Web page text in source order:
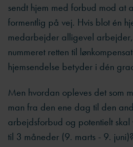
sendt hjem med forbud mod at
formentlig på vej. Hvis blot én
medarbejder alligevel arbejder,
nummeret retten til
hjemsendelse betyder i dén
Men hvordan opleves det som
man fra den ene dag til den
arbejdsforbud og potentielt
til 3 måneder (9. marts - 9. juni)?